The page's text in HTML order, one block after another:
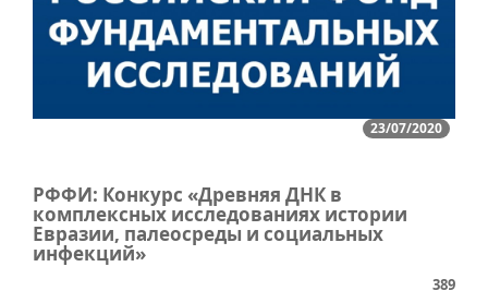
23/07/2020
РФФИ: Конкурс «Древняя ДНК в
комплексных исследованиях истории
Евразии, палеосреды и социальных
инфекций»
389